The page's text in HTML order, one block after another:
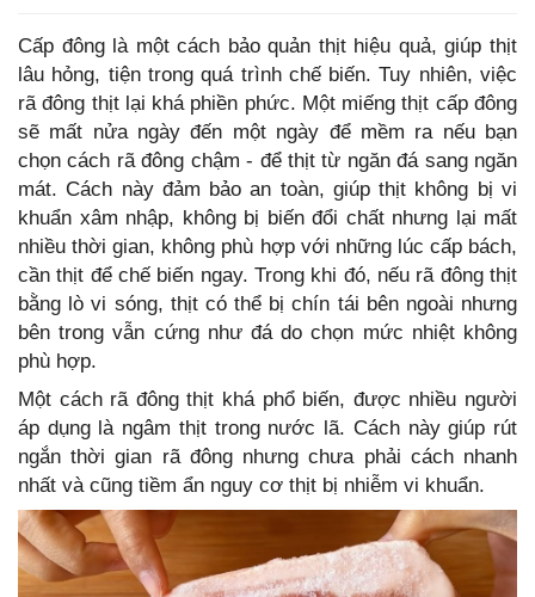
Cấp đông là một cách bảo quản thịt hiệu quả, giúp thịt
lâu hỏng, tiện trong quá trình chế biến. Tuy nhiên, việc
rã đông thịt lại khá phiền phức. Một miếng thịt cấp đông
sẽ mất nửa ngày đến một ngày để mềm ra nếu bạn
chọn cách rã đông chậm - để thịt từ ngăn đá sang ngăn
mát. Cách này đảm bảo an toàn, giúp thịt không bị vi
khuẩn xâm nhập, không bị biến đổi chất nhưng lại mất
nhiều thời gian, không phù hợp với những lúc cấp bách,
cần thịt để chế biến ngay. Trong khi đó, nếu rã đông thịt
bằng lò vi sóng, thịt có thể bị chín tái bên ngoài nhưng
bên trong vẫn cứng như đá do chọn mức nhiệt không
phù hợp.
Một cách rã đông thịt khá phổ biến, được nhiều người
áp dụng là ngâm thịt trong nước lã. Cách này giúp rút
ngắn thời gian rã đông nhưng chưa phải cách nhanh
nhất và cũng tiềm ẩn nguy cơ thịt bị nhiễm vi khuẩn.